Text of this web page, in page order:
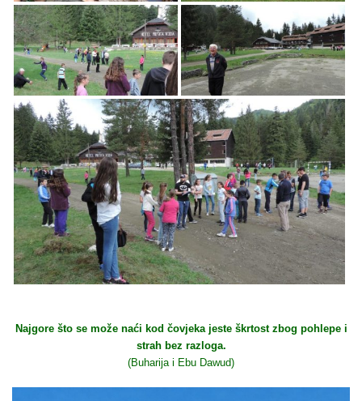
Najgore što se može naći kod čovjeka jeste škrtost zbog pohlepe i
strah bez razloga.
(Buharija i Ebu Dawud)